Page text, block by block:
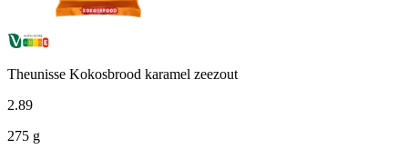
Theunisse Kokosbrood karamel zeezout
2.89
275 g